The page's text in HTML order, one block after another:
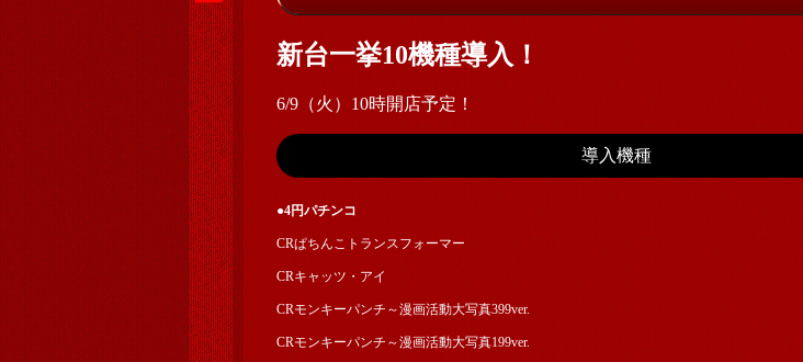
新台一挙10機種導入！
6/9（火）10時開店予定！
導入機種
●4円パチンコ
CRぱちんこトランスフォーマー
CRキャッツ・アイ
CRモンキーパンチ～漫画活動大写真399ver.
CRモンキーパンチ～漫画活動大写真199ver.